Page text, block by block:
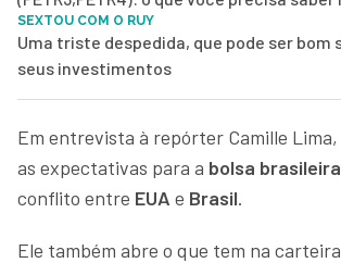
SEXTOU COM O RUY
Uma triste despedida, que pode ser bom
seus investimentos
Em entrevista à repórter Camille
as expectativas para a bolsa brasileira
conflito entre EUA e Brasil.
Ele também abre o que tem na